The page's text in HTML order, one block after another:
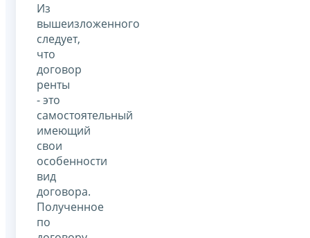
Из
вышеизложенного
следует,
что
договор
ренты
- это
самостоятельный
имеющий
свои
особенности
вид
договора.
Полученное
по